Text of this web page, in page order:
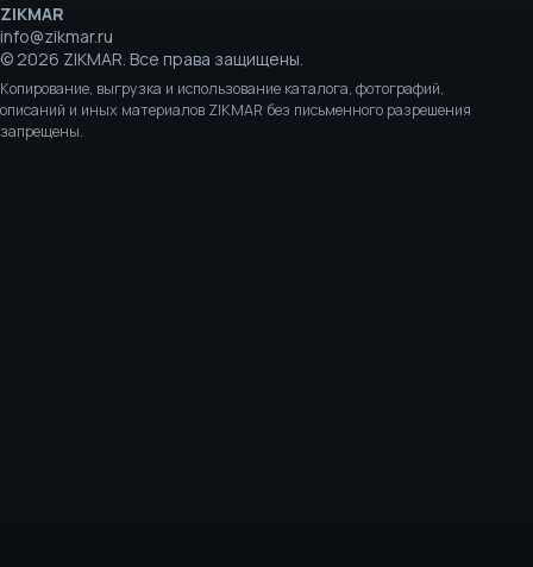
ZIKMAR
info@zikmar.ru
© 2026 ZIKMAR. Все права защищены.
Копирование, выгрузка и использование каталога, фотографий,
описаний и иных материалов ZIKMAR без письменного разрешения
запрещены.